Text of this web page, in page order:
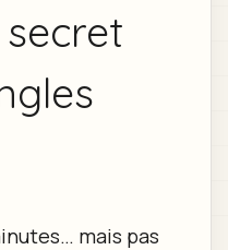
secret
mais pas